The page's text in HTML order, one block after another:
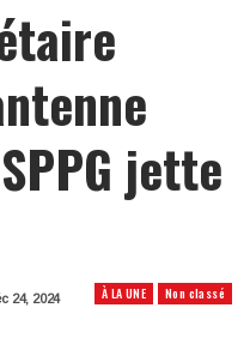
jette
À LA UNE Non classé
24, 2024